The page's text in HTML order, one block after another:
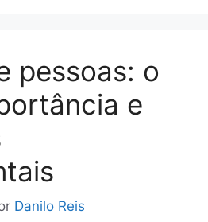
pessoas: o
e
Danilo Reis